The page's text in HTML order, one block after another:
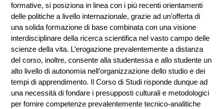
formative, si posiziona in linea con i più recenti orientamenti
delle politiche a livello internazionale, grazie ad un’offerta di
una solida formazione di base combinata con una visione
interdisciplinare della ricerca scientifica nel vasto campo delle
scienze della vita. L’erogazione prevalentemente a distanza
del corso, inoltre, consente alla studentessa e allo studente un
alto livello di autonomia nell’organizzazione dello studio e dei
tempi di apprendimento. Il Corso di Studi risponde dunque ad
una necessità di fondare i presupposti culturali e metodologici
per fornire competenze prevalentemente tecnico-analitiche